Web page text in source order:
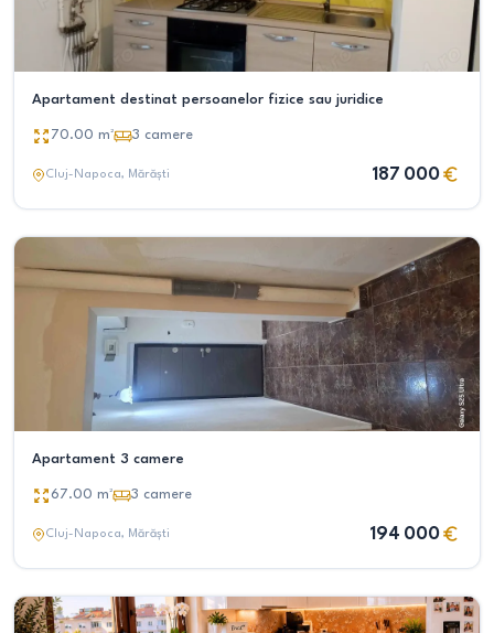
Apartament destinat persoanelor fizice sau juridice
70.00 m² 3 camere
Cluj-Napoca, Mărăști 187 000
Apartament 3 camere
67.00 m² 3 camere
Cluj-Napoca, Mărăști 194 000